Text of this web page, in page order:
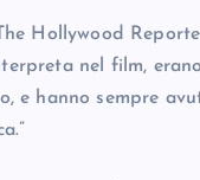
Hollywood
nel film,
e hanno sempre